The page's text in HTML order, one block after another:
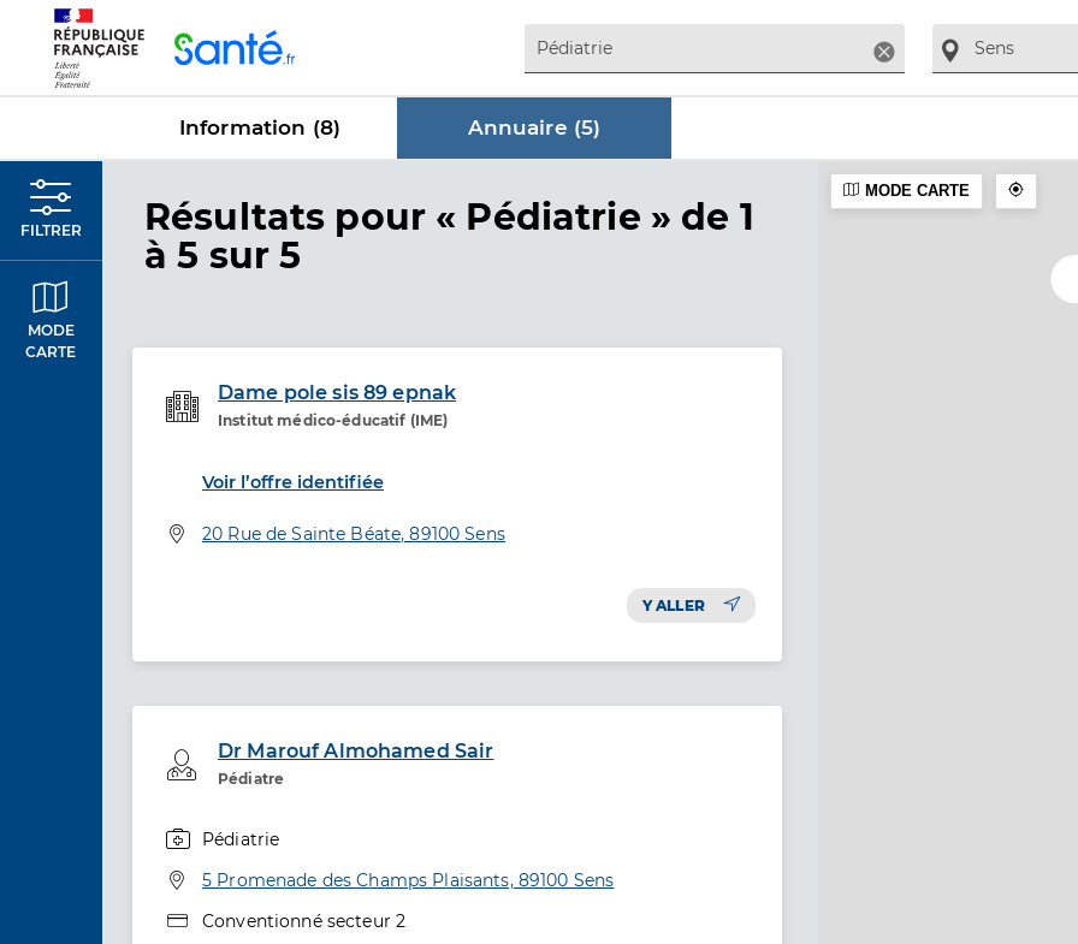
Supprimer
Information (8) Annuaire (5)
FILTRER
MODE
CARTE
Résultats dans Annuaire
pour « Pédiatrie » de 1
à 5 sur 5
Dame pole sis 89 epnak
Institut médico-éducatif (IME)
Etablissement de soins
Voir l’offre identifiée
Adresse
20 Rue de Sainte Béate, 89100 Sens
Y ALLER
Dr Marouf Almohamed Sair
Pédiatre
Professionel de santé
Pédiatrie
Adresse
5 Promenade des Champs Plaisants, 89100 Sens
Type de convention
Conventionné secteur 2
MODE CARTE
Panneau de gestion des cookies